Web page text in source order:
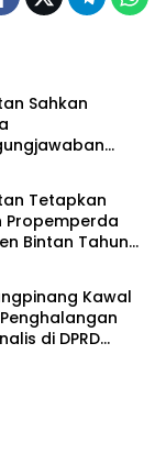
Sahkan
Tetapkan
Propemperda
Bintan Tahun
Kawal
di DPRD